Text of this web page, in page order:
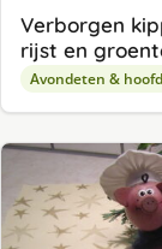
Verborgen
rijst en
Avondeten &